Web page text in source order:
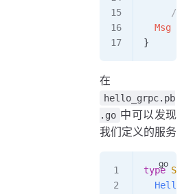
//
  Msg
}
在
hello_grpc.pb
.go 中可以发现
我们定义的服务
type
  Hello